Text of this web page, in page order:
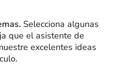
Selecciona algunas
que el asistente de
excelentes ideas